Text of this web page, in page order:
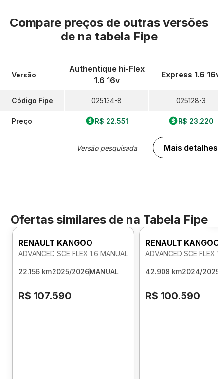
Compare preços de outras versões
de na tabela Fipe
Versão
Código Fipe
Preço
Authentique hi-Flex
1.6 16v
025134-8
R$ 22.551
Versão pesquisada
Express 1.6
025128-3
R$ 23.220
Mais detalhes
Ofertas similares de na Tabela Fipe
RENAULT KANGOO
ADVANCED SCE FLEX 1.6 MANUAL
22.156 km2025/2026MANUAL
R$ 107.590
RENAULT
ADVANCED SCE FLEX
42.908 km2024/
R$ 100.590